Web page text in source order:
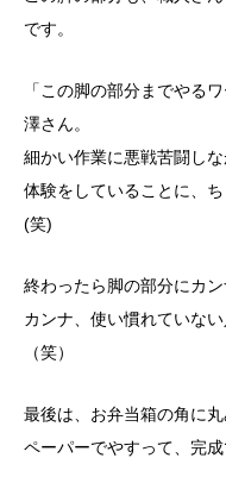
です。
「この脚の部分までやる
澤さん。
細かい作業に悪戦苦闘し
体験をしていることに、
(笑)
終わったら脚の部分にカ
カンナ、使い慣れていな
（笑）
最後は、お弁当箱の角に
ペーパーでやすって、完成